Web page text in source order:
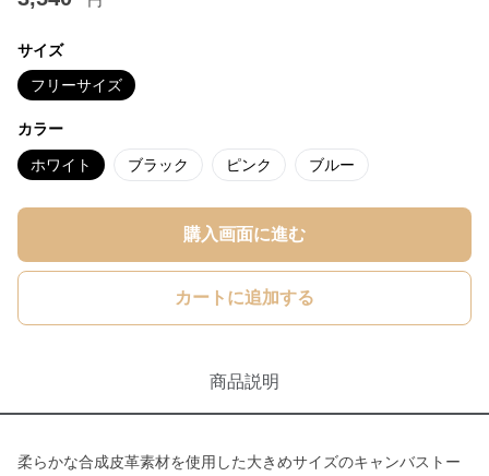
サイズ
フリーサイズ
カラー
ホワイト ブラック ピンク ブルー
購入画面に進む
カートに追加する
商品説明
柔らかな合成皮革素材を使用した大きめサイズのキャンバストー